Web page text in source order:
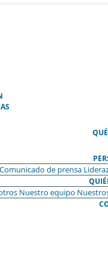
(ACTUAL)
Comunicado de prensa
Nuestro equipo